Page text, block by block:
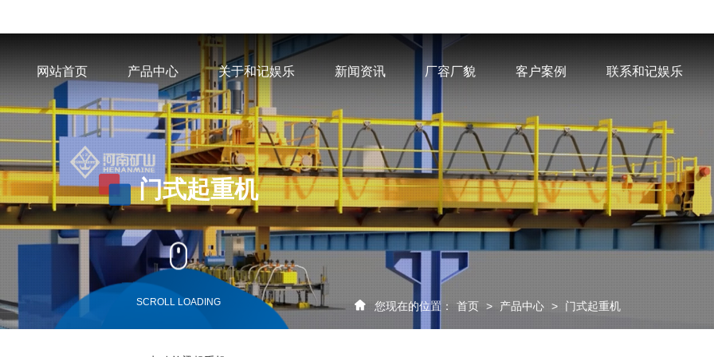
网站首页 产品中心 关于和记娱乐 新闻资讯 厂容厂貌 客户案例 联系和记娱乐
门式起重机
您现在的位置： 首页 > 产品中心 > 门式起重机
SCROLL LOADING